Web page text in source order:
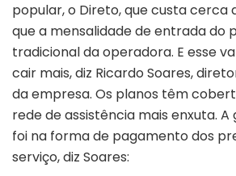
popular, o Direto, que custa cerca
que a mensalidade de entrada do
tradicional da operadora. E esse
cair mais, diz Ricardo Soares,
da empresa. Os planos têm
rede de assistência mais enxuta.
foi na forma de pagamento dos
serviço, diz Soares: